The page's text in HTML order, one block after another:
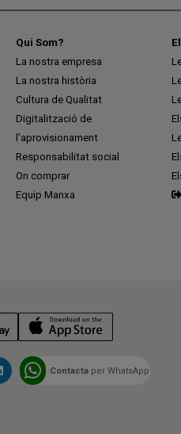
Qui Som?
La nostra empresa
La nostra història
Cultura de Qualitat
Digitalització de
l’aprovisionament
Responsabilitat social
On comprar
Equip Manxa
Contacta per WhatsApp